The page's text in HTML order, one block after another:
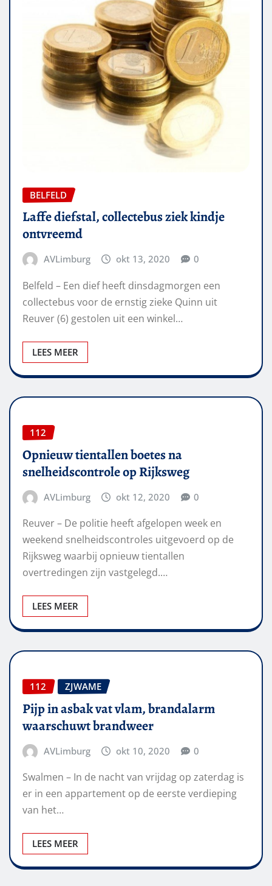
BELFELD
Laffe diefstal, collectebus ziek kindje
ontvreemd
AVLimburg okt 13, 2020 0
Belfeld – Een dief heeft dinsdagmorgen een
collectebus voor de ernstig zieke Quinn uit
Reuver (6) gestolen uit een winkel…
LEES MEER
112
Opnieuw tientallen boetes na
snelheidscontrole op Rijksweg
AVLimburg okt 12, 2020 0
Reuver – De politie heeft afgelopen week en
weekend snelheidscontroles uitgevoerd op de
Rijksweg waarbij opnieuw tientallen
overtredingen zijn vastgelegd.…
LEES MEER
112 ZJWAME
Pijp in asbak vat vlam, brandalarm
waarschuwt brandweer
AVLimburg okt 10, 2020 0
Swalmen – In de nacht van vrijdag op zaterdag is
er in een appartement op de eerste verdieping
van het…
LEES MEER